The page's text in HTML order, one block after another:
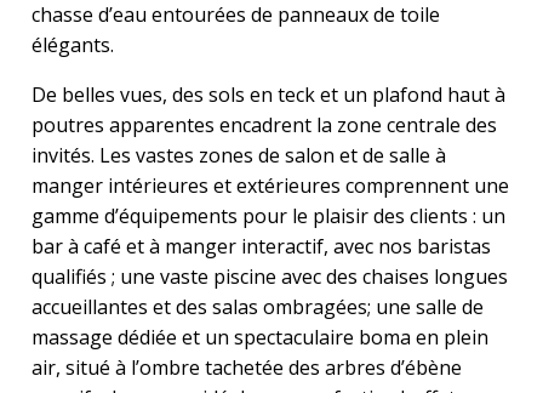
chasse d’eau entourées de panneaux de toile
élégants.
De belles vues, des sols en teck et un plafond haut à
poutres apparentes encadrent la zone centrale des
invités. Les vastes zones de salon et de salle à
manger intérieures et extérieures comprennent une
gamme d’équipements pour le plaisir des clients : un
bar à café et à manger interactif, avec nos baristas
qualifiés ; une vaste piscine avec des chaises longues
accueillantes et des salas ombragées; une salle de
massage dédiée et un spectaculaire boma en plein
air, situé à l’ombre tachetée des arbres d’ébène